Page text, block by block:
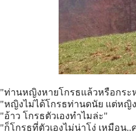
"ท่านหญิงหายโกรธแล้วหรือกระ
"หญิงไม่ได้โกรธท่านดนัย แต่หญิ
"อ้าว โกรธตัวเองทำไมล่ะ"
"ก็โกรธที่ตัวเองไม่น่าโง่ เหมือน